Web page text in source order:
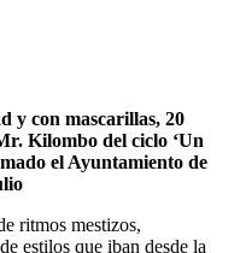
y con mascarillas, 20
Kilombo del ciclo ‘Un
el Ayuntamiento de
ritmos mestizos,
estilos que iban desde la